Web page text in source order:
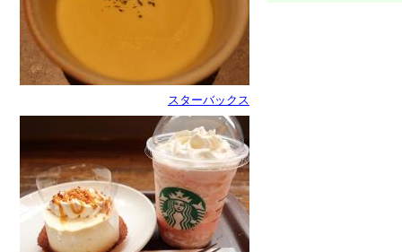
スターバックス